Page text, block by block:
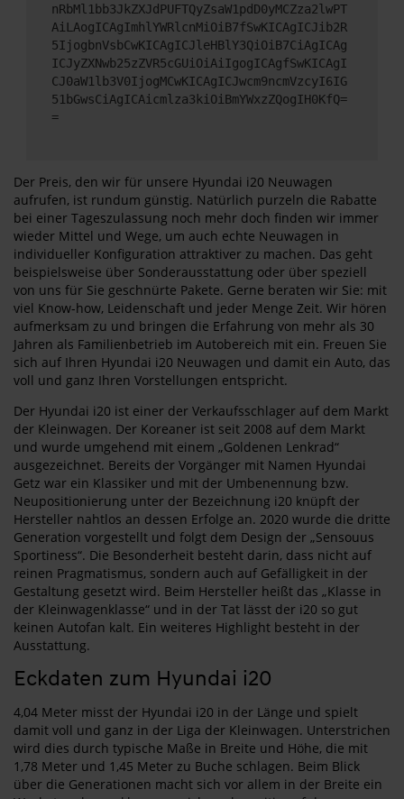
nRbMl1bb3JkZXJdPUFTQyZsaW1pdD0yMCZza2lwPT
AiLAogICAgImhlYWRlcnMiOiB7fSwKICAgICJib2R
5IjogbnVsbCwKICAgICJleHBlY3QiOiB7CiAgICAg
ICJyZXNwb25zZVR5cGUiOiAiIgogICAgfSwKICAgI
CJ0aW1lb3V0IjogMCwKICAgICJwcm9ncmVzcyI6IG
51bGwsCiAgICAicmlza3kiOiBmYWxzZQogIH0KfQ=
=
Der Preis, den wir für unsere Hyundai i20 Neuwagen
aufrufen, ist rundum günstig. Natürlich purzeln die Rabatte
bei einer Tageszulassung noch mehr doch finden wir immer
wieder Mittel und Wege, um auch echte Neuwagen in
individueller Konfiguration attraktiver zu machen. Das geht
beispielsweise über Sonderausstattung oder über speziell
von uns für Sie geschnürte Pakete. Gerne beraten wir Sie: mit
viel Know-how, Leidenschaft und jeder Menge Zeit. Wir hören
aufmerksam zu und bringen die Erfahrung von mehr als 30
Jahren als Familienbetrieb im Autobereich mit ein. Freuen Sie
sich auf Ihren Hyundai i20 Neuwagen und damit ein Auto, das
voll und ganz Ihren Vorstellungen entspricht.
Der Hyundai i20 ist einer der Verkaufsschlager auf dem Markt
der Kleinwagen. Der Koreaner ist seit 2008 auf dem Markt
und wurde umgehend mit einem „Goldenen Lenkrad“
ausgezeichnet. Bereits der Vorgänger mit Namen Hyundai
Getz war ein Klassiker und mit der Umbenennung bzw.
Neupositionierung unter der Bezeichnung i20 knüpft der
Hersteller nahtlos an dessen Erfolge an. 2020 wurde die dritte
Generation vorgestellt und folgt dem Design der „Sensouus
Sportiness“. Die Besonderheit besteht darin, dass nicht auf
reinen Pragmatismus, sondern auch auf Gefälligkeit in der
Gestaltung gesetzt wird. Beim Hersteller heißt das „Klasse in
der Kleinwagenklasse“ und in der Tat lässt der i20 so gut
keinen Autofan kalt. Ein weiteres Highlight besteht in der
Ausstattung.
Eckdaten zum Hyundai i20
4,04 Meter misst der Hyundai i20 in der Länge und spielt
damit voll und ganz in der Liga der Kleinwagen. Unterstrichen
wird dies durch typische Maße in Breite und Höhe, die mit
1,78 Meter und 1,45 Meter zu Buche schlagen. Beim Blick
über die Generationen macht sich vor allem in der Breite ein